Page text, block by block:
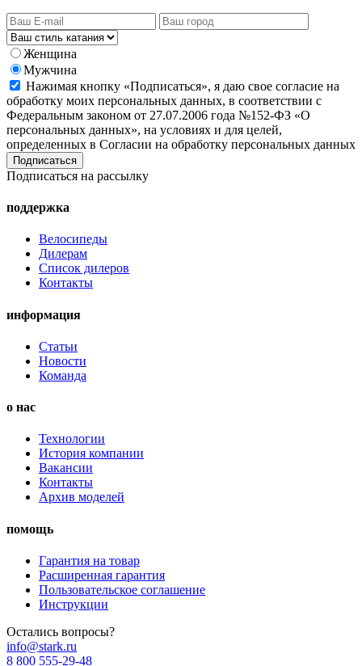
Женщина
Мужчина
Нажимая кнопку «Подписаться», я даю свое согласие на
обработку моих персональных данных, в соответствии с
Федеральным законом от 27.07.2006 года №152-ФЗ «О
персональных данных», на условиях и для целей,
определенных в Согласии на обработку персональных данных
Подписаться на рассылку
поддержка
Велосипеды
Дилерам
Список дилеров
Контакты
информация
Статьи
Новости
Команда
о нас
Технологии
История компании
Вакансии
Контакты
Архив моделей
помощь
Гарантия на товар
Расширенная гарантия
Пользовательское соглашение
Инструкции
Остались вопросы?
info@stark.ru
8 800 555-29-48